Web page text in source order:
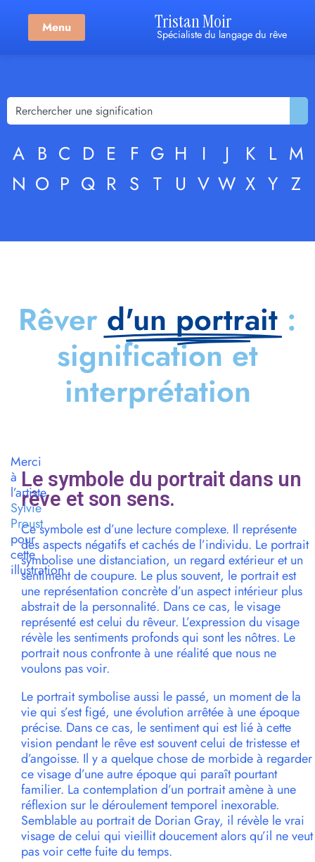
Menu Tristan Moir
Spécialiste du langage du rêve
A B C D E F G H I J K L M
N O P Q R S T U V W X Y Z
Rêver d'un portrait :
signification et
interprétation
Le symbole du portrait dans un
rêve et son sens.
Ce symbole est d’une lecture complexe. Il représente
des aspects négatifs et cachés de l’individu. Le portrait
symbolise une distanciation, un regard extérieur et un
sentiment de coupure. Le plus souvent, le portrait est
une représentation concrète d’un aspect intérieur plus
abstrait de la personnalité. Dans ce cas, le visage
représenté est celui du rêveur. L’expression du visage
révèle les sentiments profonds qui sont les nôtres. Le
portrait nous confronte à une réalité que nous ne
voulons pas voir.
Le portrait symbolise aussi le passé, un moment de la
vie qui s’est figé, une évolution arrêtée à une époque
précise. Dans ce cas, le sentiment qui est lié à cette
vision pendant le rêve est souvent celui de tristesse et
d’angoisse. Il y a quelque chose de morbide à regarder
ce visage d’une autre époque qui paraît pourtant
familier. La contemplation d’un portrait amène à une
réflexion sur le déroulement temporel inexorable.
Semblable au portrait de Dorian Gray, il révèle le vrai
visage de celui qui vieillit doucement alors qu’il ne veut
pas voir cette fuite du temps.
Merci
à
l’artiste
Sylvie
Proust
pour
cette
illustration